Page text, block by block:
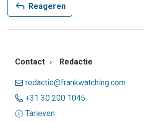
reply Reageren
Contact Redactie
redactie@frankwatching.com
+31 30 200 1045
Tarieven